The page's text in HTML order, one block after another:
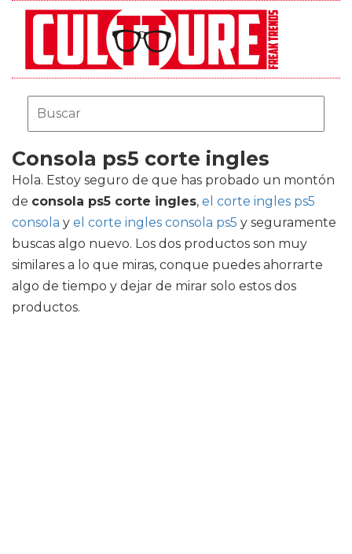
Consola ps5 corte ingles
Hola. Estoy seguro de que has probado un montón
de consola ps5 corte ingles, el corte ingles ps5
consola y el corte ingles consola ps5 y seguramente
buscas algo nuevo. Los dos productos son muy
similares a lo que miras, conque puedes ahorrarte
algo de tiempo y dejar de mirar solo estos dos
productos.